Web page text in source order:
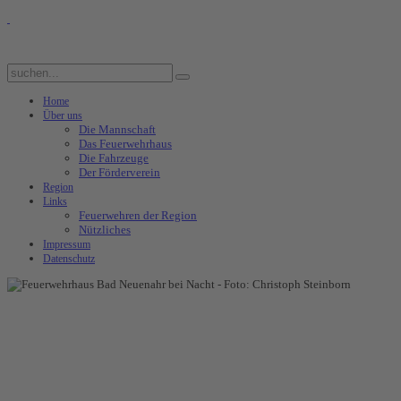
Home
Über uns
Die Mannschaft
Das Feuerwehrhaus
Die Fahrzeuge
Der Förderverein
Region
Links
Feuerwehren der Region
Nützliches
Impressum
Datenschutz